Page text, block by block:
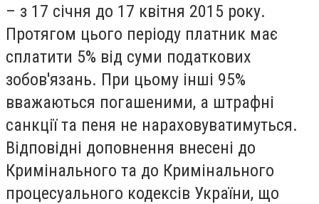
– з 17 січня до 17 квітня 2015 року.
Протягом цього періоду платник має
сплатити 5% від суми податкових
зобов'язань. При цьому інші 95%
вважаються погашеними, а штрафні
санкції та пеня не нараховуватимуться.
Відповідні доповнення внесені до
Кримінального та до Кримінального
процесуального кодексів України, що